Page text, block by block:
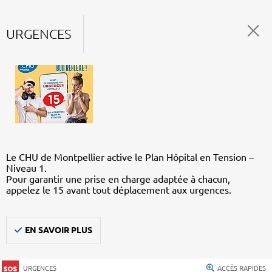
URGENCES
Le CHU de Montpellier active le Plan Hôpital en Tension –
Niveau 1.
Pour garantir une prise en charge adaptée à chacun,
appelez le 15 avant tout déplacement aux urgences.
EN SAVOIR PLUS
URGENCES ACCÈS RAPIDES